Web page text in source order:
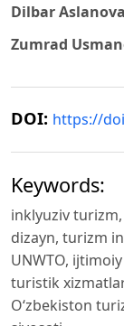
Dilbar Aslanova
Zumrad
DOI: https://
Keywords:
inklyuziv
dizayn, turizm
UNWTO,
turistik
O‘zbekiston